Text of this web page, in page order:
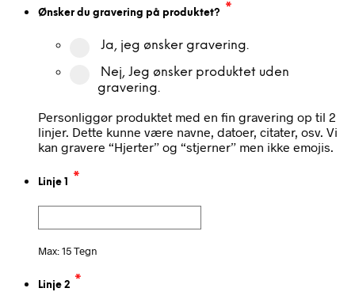
Ønsker du gravering på produktet? *
Ja, jeg ønsker gravering.
Nej, Jeg ønsker produktet uden
gravering.
Personliggør produktet med en fin gravering op til 2
linjer. Dette kunne være navne, datoer, citater, osv. Vi
kan gravere “Hjerter” og “stjerner” men ikke emojis.
Linje 1 *
Max: 15 Tegn
Linje 2 *